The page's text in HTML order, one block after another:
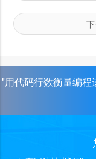
下
"用代码行数衡量编